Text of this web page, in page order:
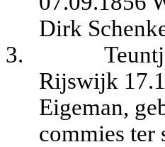
Dirk
3.
Rijswijk
Eigeman,
commies ter